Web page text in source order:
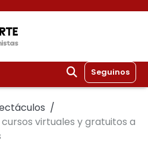
Seguinos
virtuales y gratuitos a